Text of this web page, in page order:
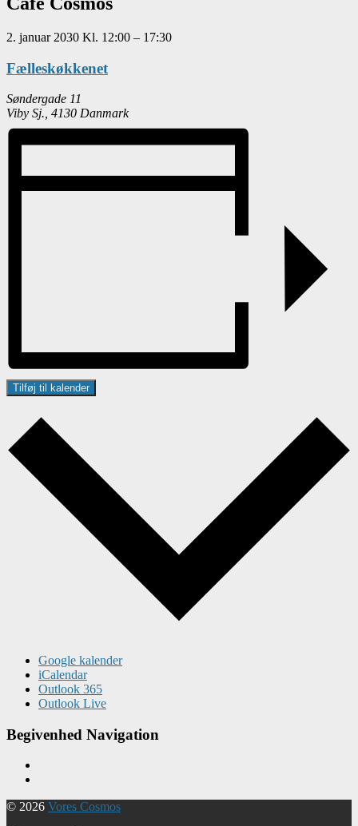
2. januar 2030 Kl. 12:00 – 17:30
Fælleskøkkenet
Søndergade 11
Viby Sj. 4130 Danmark
Tilføj til kalender
Google kalender
iCalendar
Outlook 365
Outlook Live
Begivenhed Navigation
© 2026 Vores Cosmos